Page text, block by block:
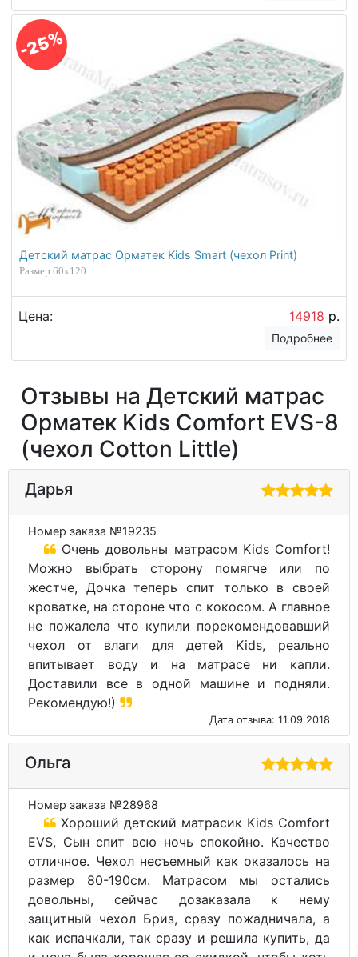
-25%
Детский матрас Орматек Kids Smart (чехол Print)
Размер 60х120
Цена: 14918 р.
Подробнее
Отзывы на Детский матрас
Орматек Kids Comfort EVS-8
(чехол Cotton Little)
Дарья
Номер заказа №19235
Очень довольны матрасом Kids Comfort!
Можно выбрать сторону помягче или по
жестче, Дочка теперь спит только в своей
кроватке, на стороне что с кокосом. А главное
не пожалела что купили порекомендовавший
чехол от влаги для детей Kids, реально
впитывает воду и на матрасе ни капли.
Доставили все в одной машине и подняли.
Рекомендую!)
Дата отзыва: 11.09.2018
Ольга
Номер заказа №28968
Хороший детский матрасик Kids Comfort
EVS, Сын спит всю ночь спокойно. Качество
отличное. Чехол несъемный как оказалось на
размер 80-190см. Матрасом мы остались
довольны, сейчас дозаказала к нему
защитный чехол Бриз, сразу пожадничала, а
как испачкали, так сразу и решила купить, да